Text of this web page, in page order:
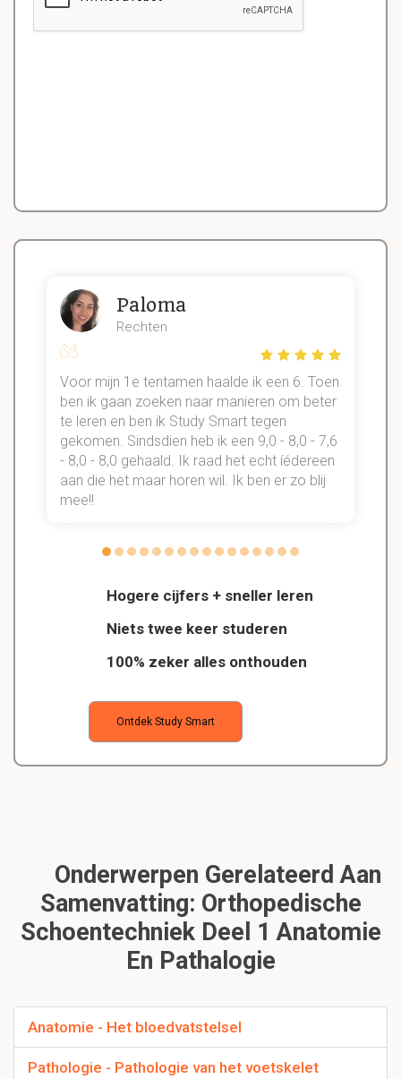
Hogere cijfers + sneller leren
Niets twee keer studeren
100% zeker alles onthouden
Ontdek Study Smart
Paloma
Rechten
Voor mijn 1e tentamen haalde ik een 6. Toen
ben ik gaan zoeken naar manieren om beter
te leren en ben ik Study Smart tegen
gekomen. Sindsdien heb ik een 9,0 - 8,0 - 7,6
- 8,0 - 8,0 gehaald. Ik raad het echt íédereen
aan die het maar horen wil. Ik ben er zo blij
mee!!
Onderwerpen Gerelateerd Aan
Samenvatting: Orthopedische
Schoentechniek Deel 1 Anatomie
En Pathalogie
Anatomie - Het bloedvatstelsel
Pathologie - Pathologie van het voetskelet